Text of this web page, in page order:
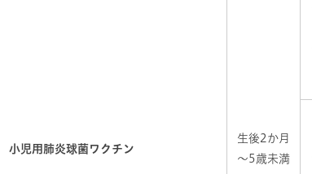
小児用肺炎球菌ワクチン
生後2か月
～5歳未満